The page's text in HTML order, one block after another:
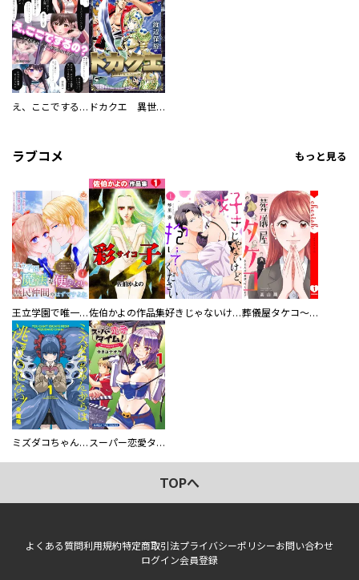
え、ここでするの？ アイドルのファンが知らない日常 ドカクエ 異世界ドカコッククエスト
ラブコメ もっと見る
王立学園で唯一魔法が使えない庶民仲間のはずですよね～実は王子様で私を溺愛しているなんて告白はやめてください～佐伯かよの作品集 好きじゃないけど、抱いてください【電子単行本版／特典おまけ付き】 葬儀屋タケコ～あなたの最期、叶えます【電子単行本版】
ミズダコちゃんからは逃げられない！ スーパー恋愛タイム！～現場でドＳな彼女は自宅でデレる～
TOPへ
よくある質問利用規約特定商取引法プライバシーポリシーお問い合わせ
ログイン会員登録